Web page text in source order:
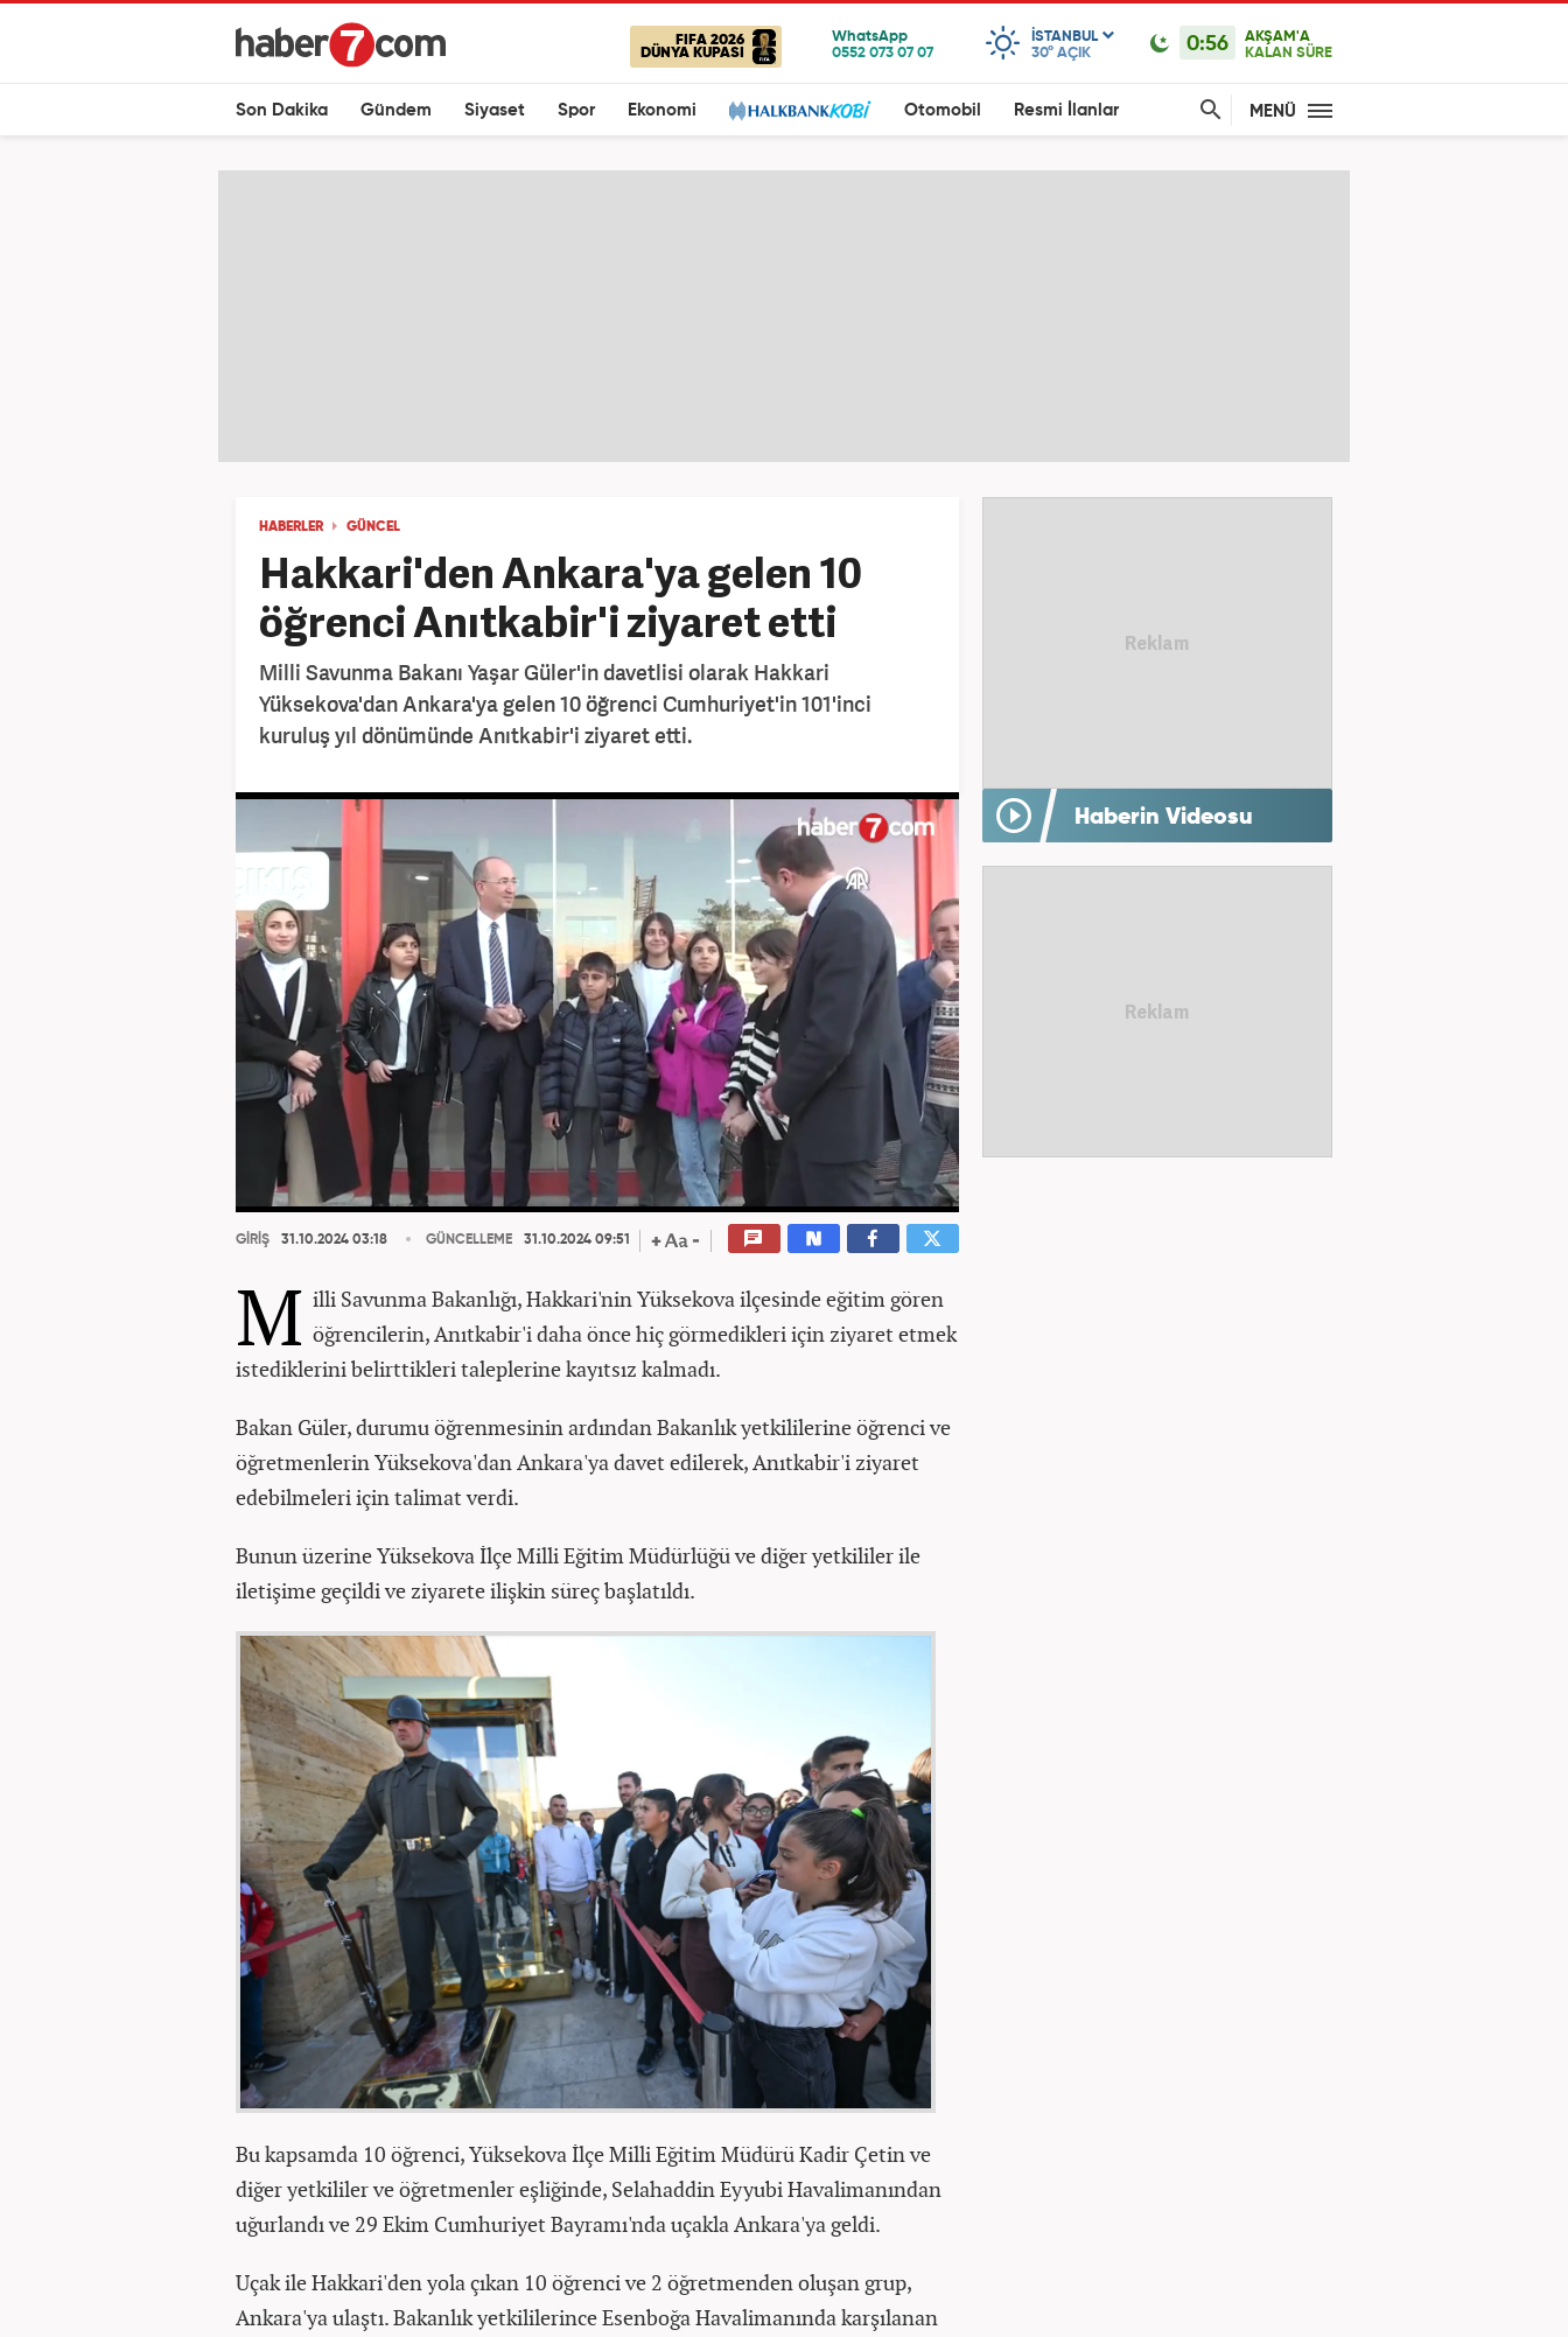
FIFA 2026
DÜNYA KUPASI
ISTANBUL
30° AÇIK 0:56
AKŞAM'A
KALAN SÜRE
Son Dakika Gündem Siyaset Spor Ekonomi Otomobil Resmi İlanlar MENÜ
HABERLER GÜNCEL
Hakkari'den Ankara'ya gelen 10
öğrenci Anıtkabir'i ziyaret etti
Milli Savunma Bakanı Yaşar Güler'in davetlisi olarak Hakkari
Yüksekova'dan Ankara'ya gelen 10 öğrenci Cumhuriyet'in 101'inci
kuruluş yıl dönümünde Anıtkabir'i ziyaret etti.
GİRİŞ 31.10.2024 03:18 GÜNCELLEME 31.10.2024 09:51
M illi Savunma Bakanlığı, Hakkari'nin Yüksekova ilçesinde eğitim gören
öğrencilerin, Anıtkabir'i daha önce hiç görmedikleri için ziyaret etmek
istediklerini belirttikleri taleplerine kayıtsız kalmadı.
Bakan Güler, durumu öğrenmesinin ardından Bakanlık yetkililerine öğrenci ve
öğretmenlerin Yüksekova'dan Ankara'ya davet edilerek, Anıtkabir'i ziyaret
edebilmeleri için talimat verdi.
Bunun üzerine Yüksekova İlçe Milli Eğitim Müdürlüğü ve diğer yetkililer ile
iletişime geçildi ve ziyarete ilişkin süreç başlatıldı.
Bu kapsamda 10 öğrenci, Yüksekova İlçe Milli Eğitim Müdürü Kadir Çetin ve
diğer yetkililer ve öğretmenler eşliğinde, Selahaddin Eyyubi Havalimanından
uğurlandı ve 29 Ekim Cumhuriyet Bayramı'nda uçakla Ankara'ya geldi.
Uçak ile Hakkari'den yola çıkan 10 öğrenci ve 2 öğretmenden oluşan grup,
Ankara'ya ulaştı. Bakanlık yetkililerince Esenboğa Havalimanında karşılanan
Haberin Videosu